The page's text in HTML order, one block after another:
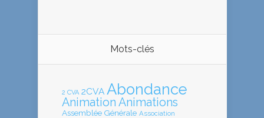
Mots-clés
2 CVA 2CVA Abondance
Animation Animations
Assemblée Générale Association